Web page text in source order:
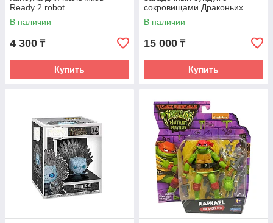
Ready 2 robot
В наличии
4 300 ₸
Купить
сокровищами Драконьих
царств
В наличии
15 000 ₸
Купить